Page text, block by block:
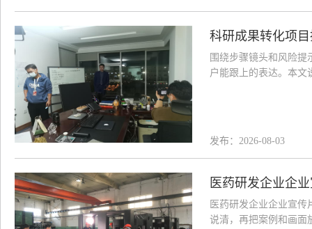
科研成果转化项
围绕步骤镜头和风险
户能跟上的表达。本文
发布：2026-08-03
医药研发企业企
医药研发企业企业宣
说清，再把案例和画面